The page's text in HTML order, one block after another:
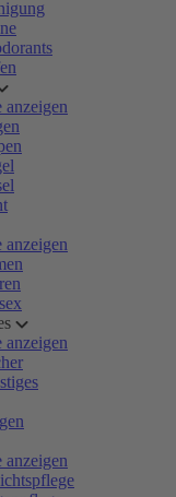
anzeigen
anzeigen
anzeigen
anzeigen